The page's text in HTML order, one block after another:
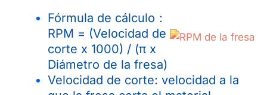
Fórmula de cálculo：
RPM = (Velocidad de
corte x 1000) / (π x
Diámetro de la fresa)
Velocidad de corte: velocidad a la